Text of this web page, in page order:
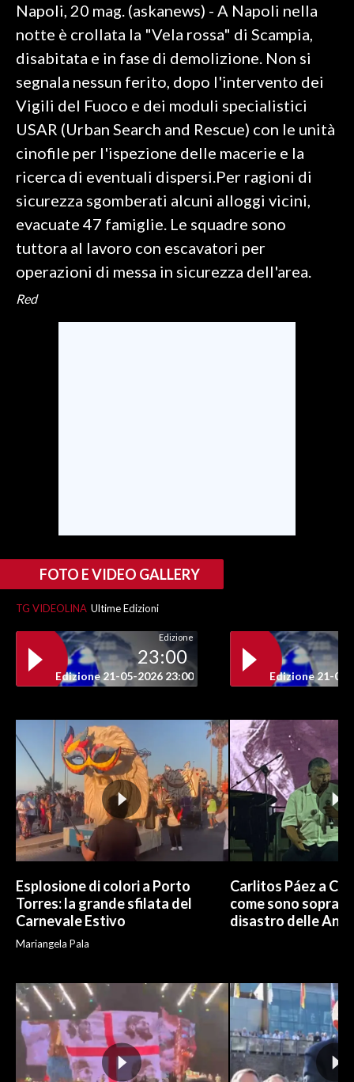
CALCIO REGIONALE
BASKET
VOLLEY
MOTORI
TENNIS
ALTRI SPORT
CULTURA
GOSSIP
ABBONATI
ANNUNCI
NECROLOGI
PUBBLICITÀ
SPIAGGE
Napoli, 20 mag. (askanews) - A Napoli nella
notte è crollata la "Vela rossa" di Scampia,
disabitata e in fase di demolizione. Non si
segnala nessun ferito, dopo l'intervento dei
Vigili del Fuoco e dei moduli specialistici
USAR (Urban Search and Rescue) con le unità
cinofile per l'ispezione delle macerie e la
ricerca di eventuali dispersi.Per ragioni di
sicurezza sgomberati alcuni alloggi vicini,
evacuate 47 famiglie. Le squadre sono
tuttora al lavoro con escavatori per
operazioni di messa in sicurezza dell'area.
Red
FOTO E VIDEO GALLERY
TG VIDEOLINA Ultime Edizioni
Edizione
23:00
Edizione 21-05-2026 23:00 Edizione 21-05-
Esplosione di colori a Porto
Torres: la grande sfilata del
Carnevale Estivo
Mariangela Pala
Carlitos Páez a
come sono
disastro delle